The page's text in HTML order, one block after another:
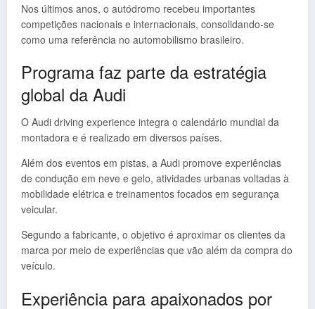
Nos últimos anos, o autódromo recebeu importantes
competições nacionais e internacionais, consolidando-se
como uma referência no automobilismo brasileiro.
Programa faz parte da estratégia
global da Audi
O Audi driving experience integra o calendário mundial da
montadora e é realizado em diversos países.
Além dos eventos em pistas, a Audi promove experiências
de condução em neve e gelo, atividades urbanas voltadas à
mobilidade elétrica e treinamentos focados em segurança
veicular.
Segundo a fabricante, o objetivo é aproximar os clientes da
marca por meio de experiências que vão além da compra do
veículo.
Experiência para apaixonados por